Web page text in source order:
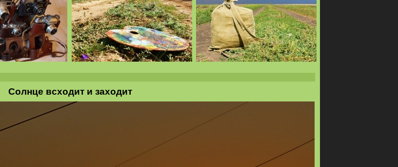
Солнце всходит и заходит